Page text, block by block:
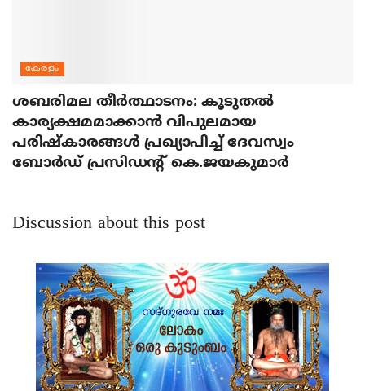
കേരളം
ശബരിമല തീര്‍ത്ഥാടനം: കൂടുതല്‍
കാര്യക്ഷമമാക്കാന്‍ വിപുലമായ
പരിഷ്‌കാരങ്ങള്‍ പ്രഖ്യാപിച്ച് ദേവസ്വം
ബോര്‍ഡ് പ്രസിഡന്റ് കെ.ജയകുമാര്‍
Discussion about this post